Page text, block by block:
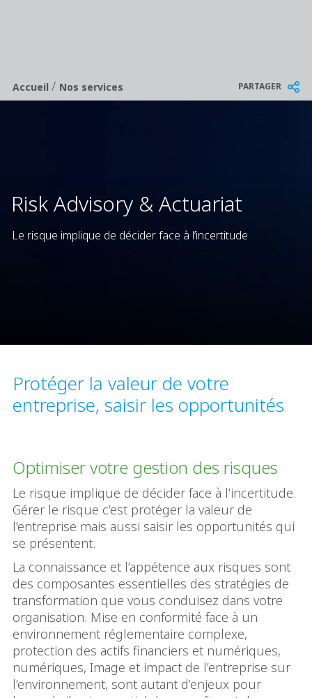
Breadcrumb
Accueil/ Nos services PARTAGER
Risk Advisory & Actuariat
Le risque implique de décider face à l’incertitude
Protéger la valeur de votre
entreprise, saisir les opportunités
Optimiser votre gestion des risques
Le risque implique de décider face à l’incertitude.
Gérer le risque c’est protéger la valeur de
l'entreprise mais aussi saisir les opportunités qui
se présentent.
La connaissance et l’appétence aux risques sont
des composantes essentielles des stratégies de
transformation que vous conduisez dans votre
organisation. Mise en conformité face à un
environnement réglementaire complexe,
protection des actifs financiers et numériques,
numériques, Image et impact de l’entreprise sur
l’environnement, sont autant d’enjeux pour